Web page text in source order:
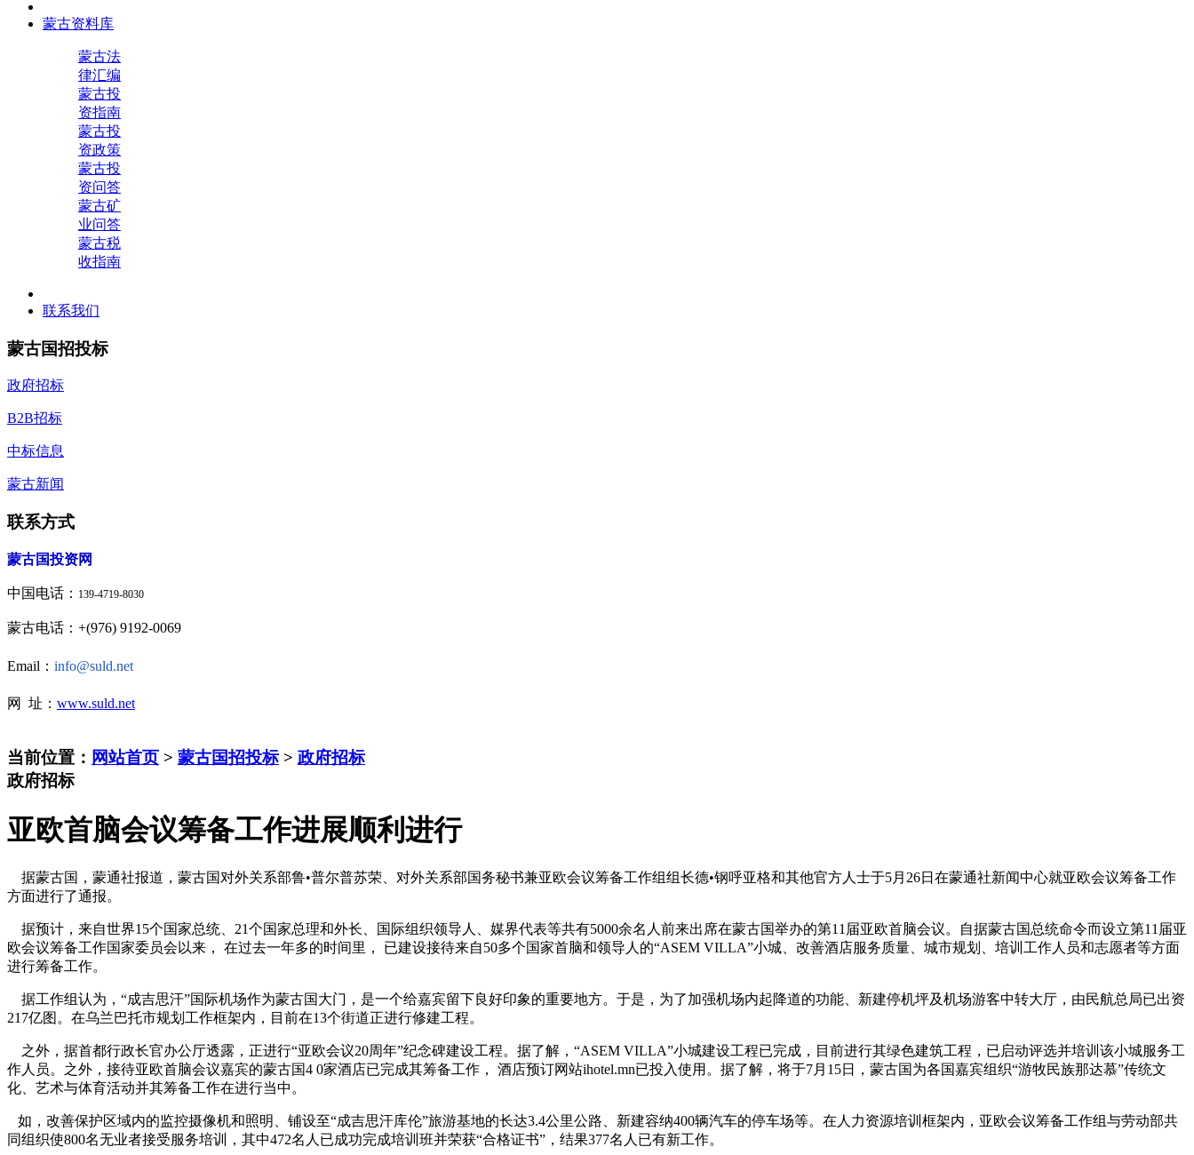
蒙古资料库
蒙古法
律汇编
蒙古投
资指南
蒙古投
资政策
蒙古投
资问答
蒙古矿
业问答
蒙古税
收指南
联系我们
蒙古国招投标
政府招标
B2B招标
中标信息
蒙古新闻
联系方式
蒙古国投资网
中国电话： 139-4719-8030
蒙古电话：+(976) 9192-0069
Email： info@suld.net
网 址： www.suld.net
当前位置： 网站首页 > 蒙古国招投标> 政府招标
政府招标
亚欧首脑会议筹备工作进展顺利进行
据蒙古国，蒙通社报道，蒙古国对外关系部鲁•普尔普苏荣、对外关系部国务秘书兼亚欧会议筹备工作组组长德•钢呼亚格和其他官方人士于5月26日在蒙通社新闻中心就亚欧会议筹备工作
方面进行了通报。
据预计，来自世界15个国家总统、21个国家总理和外长、国际组织领导人、媒界代表等共有5000余名人前来出席在蒙古国举办的第11届亚欧首脑会议。自据蒙古国总统命令而设立第11届亚
欧会议筹备工作国家委员会以来， 在过去一年多的时间里， 已建设接待来自50多个国家首脑和领导人的“ASEM VILLA”小城、改善酒店服务质量、城市规划、培训工作人员和志愿者等方面
进行筹备工作。
据工作组认为，“成吉思汗”国际机场作为蒙古国大门，是一个给嘉宾留下良好印象的重要地方。于是，为了加强机场内起降道的功能、新建停机坪及机场游客中转大厅，由民航总局已出资
217亿图。在乌兰巴托市规划工作框架内，目前在13个街道正进行修建工程。
之外，据首都行政长官办公厅透露，正进行“亚欧会议20周年”纪念碑建设工程。据了解，“ASEM VILLA”小城建设工程已完成，目前进行其绿色建筑工程，已启动评选并培训该小城服务工
作人员。之外，接待亚欧首脑会议嘉宾的蒙古国4 0家酒店已完成其筹备工作， 酒店预订网站ihotel.mn已投入使用。据了解，将于7月15日，蒙古国为各国嘉宾组织“游牧民族那达慕”传统文
化、艺术与体育活动并其筹备工作在进行当中。
如，改善保护区域内的监控摄像机和照明、铺设至“成吉思汗库伦”旅游基地的长达3.4公里公路、新建容纳400辆汽车的停车场等。在人力资源培训框架内，亚欧会议筹备工作组与劳动部共
同组织使800名无业者接受服务培训，其中472名人已成功完成培训班并荣获“合格证书”，结果377名人已有新工作。